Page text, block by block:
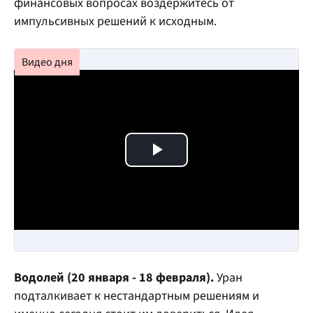
импульсивных решений к исходным.
Play Video
Водолей (20 января - 18 февраля).Уран
подталкивает к нестандартным решениям и